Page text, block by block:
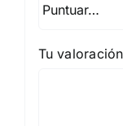
Tu valoración